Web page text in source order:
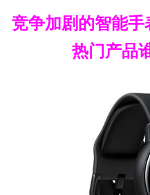
竞争加剧的智能
热门产品